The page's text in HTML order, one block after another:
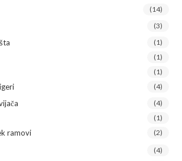
(14)
(3)
(1)
(1)
(1)
(4)
(4)
(1)
ramovi (2)
(4)